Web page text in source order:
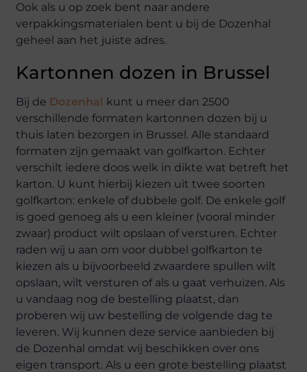
Ook als u op zoek bent naar andere
verpakkingsmaterialen bent u bij de Dozenhal
geheel aan het juiste adres.
Kartonnen dozen in Brussel
Bij de Dozenhal kunt u meer dan 2500
verschillende formaten kartonnen dozen bij u
thuis laten bezorgen in Brussel. Alle standaard
formaten zijn gemaakt van golfkarton. Echter
verschilt iedere doos welk in dikte wat betreft het
karton. U kunt hierbij kiezen uit twee soorten
golfkarton: enkele of dubbele golf. De enkele golf
is goed genoeg als u een kleiner (vooral minder
zwaar) product wilt opslaan of versturen. Echter
raden wij u aan om voor dubbel golfkarton te
kiezen als u bijvoorbeeld zwaardere spullen wilt
opslaan, wilt versturen of als u gaat verhuizen. Als
u vandaag nog de bestelling plaatst, dan
proberen wij uw bestelling de volgende dag te
leveren. Wij kunnen deze service aanbieden bij
de Dozenhal omdat wij beschikken over ons
eigen transport. Als u een grote bestelling plaatst